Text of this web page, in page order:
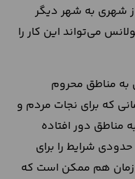
شهری به شهر دیگر
می‌تواند این کار را
به مناطق محروم
که برای نجات مردم و
مناطق دور افتاده
شرایط را برای
زمان هم ممکن است که